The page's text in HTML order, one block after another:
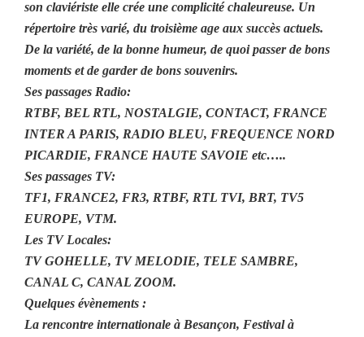
son claviériste elle crée une complicité chaleureuse. Un
répertoire très varié, du troisième age aux succès actuels.
De la variété, de la bonne humeur, de quoi passer de bons
moments et de garder de bons souvenirs.
Ses passages Radio:
RTBF, BEL RTL, NOSTALGIE, CONTACT, FRANCE
INTER A PARIS, RADIO BLEU, FREQUENCE NORD
PICARDIE, FRANCE HAUTE SAVOIE etc…..
Ses passages TV:
TF1, FRANCE2, FR3, RTBF, RTL TVI, BRT, TV5
EUROPE, VTM.
Les TV Locales:
TV GOHELLE, TV MELODIE, TELE SAMBRE,
CANAL C, CANAL ZOOM.
Quelques évènements :
La rencontre internationale à Besançon, Festival à